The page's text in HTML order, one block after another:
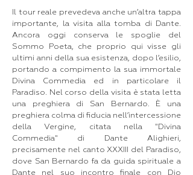
Il tour reale prevedeva anche un’altra tappa
importante, la visita alla tomba di Dante.
Ancora oggi conserva le spoglie del
Sommo Poeta, che proprio qui visse gli
ultimi anni della sua esistenza, dopo l’esilio,
portando a compimento la sua immortale
Divina Commedia ed in particolare il
Paradiso. Nel corso della visita è stata letta
una preghiera di San Bernardo. È una
preghiera colma di fiducia nell’intercessione
della Vergine, citata nella "Divina
Commedia" di Dante Alighieri,
precisamente nel canto XXXIII del Paradiso,
dove San Bernardo fa da guida spirituale a
Dante nel suo incontro finale con Dio